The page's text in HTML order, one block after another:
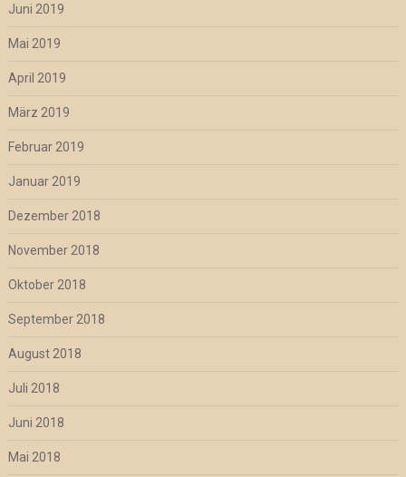
Juni 2019
Mai 2019
April 2019
März 2019
Februar 2019
Januar 2019
Dezember 2018
November 2018
Oktober 2018
September 2018
August 2018
Juli 2018
Juni 2018
Mai 2018